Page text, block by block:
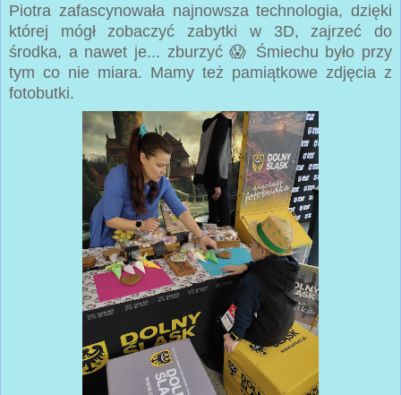
Piotra zafascynowała najnowsza technologia, dzięki
której mógł zobaczyć zabytki w 3D, zajrzeć do
środka, a nawet je... zburzyć 😱 Śmiechu było przy
tym co nie miara. Mamy też pamiątkowe zdjęcia z
fotobutki.